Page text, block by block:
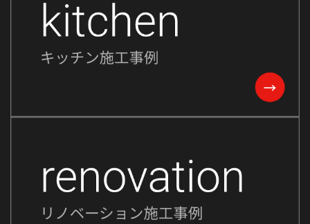
2024年2月
2024年1月
2023年12月
2023年7月